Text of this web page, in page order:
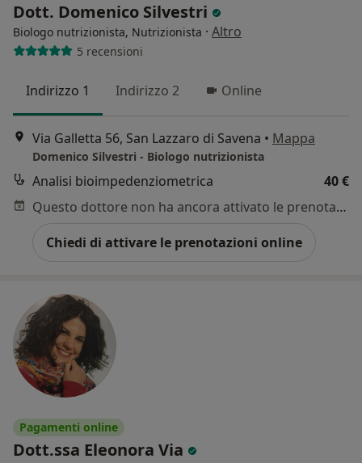
Dott. Domenico Silvestri
Biologo nutrizionista, Nutrizionista · Altro
5 recensioni
Indirizzo 1 Indirizzo 2 Online
Via Galletta 56, San Lazzaro di Savena • Mappa
Domenico Silvestri - Biologo nutrizionista
Analisi bioimpedenziometrica
40 €
Questo dottore non ha ancora attivato le prenotazioni online presso questo indirizzo.
Chiedi di attivare le prenotazioni online
Pagamenti online
Dott.ssa Eleonora Via